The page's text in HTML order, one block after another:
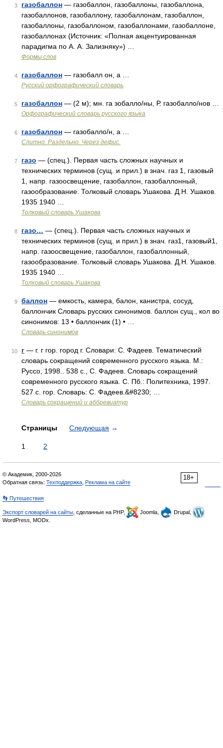
3 газобаллон — газобаллон, газобаллоны, газобаллона,
газобаллонов, газобаллону, газобаллонам, газобаллон,
газобаллоны, газобаллоном, газобаллонами, газобаллоне,
газобаллонах (Источник: «Полная акцентуированная
парадигма по А. А. Зализняку») …
Формы слов
4 газобаллон — газобалл он, а …
Русский орфографический словарь
5 газобаллон — (2 м); мн. га зобалло/ны, Р. газобалло/нов …
Орфографический словарь русского языка
6 газобаллон — газобалло/н, а …
Слитно. Раздельно. Через дефис.
7 газо — (спец.). Первая часть сложных научных и
технических терминов (сущ. и прил.) в знач. газ 1, газовый
1, напр. газоосвещение, газобаллон, газобаллонный,
газообразование. Толковый словарь Ушакова. Д.Н. Ушаков.
1935 1940 …
Толковый словарь Ушакова
8 газо… — (спец.). Первая часть сложных научных и
технических терминов (сущ. и прил.) в знач. газ1, газовый1,
напр. газоосвещение, газобаллон, газобаллонный,
газообразование. Толковый словарь Ушакова. Д.Н. Ушаков.
1935 1940 …
Толковый словарь Ушакова
9 баллон — емкость, камера, балон, канистра, сосуд,
баллончик Словарь русских синонимов. баллон сущ., кол во
синонимов: 13 • баллончик (1) • …
Словарь синонимов
10 г — г. г гор. город г. Словари: С. Фадеев. Тематический
словарь сокращений современного русского языка. М.:
Руссо, 1998.. 538 с., С. Фадеев. Словарь сокращений
современного русского языка. С. Пб.: Политехника, 1997.
527 с. гор. Словарь: С. Фадеев.&#8230; …
Словарь сокращений и аббревиатур
Страницы Следующая →
1 2
18+
© Академик, 2000-2026
Обратная связь: Техподдержка Реклама на сайте
👣 Путешествия
Экспорт словарей на сайты , сделанные на PHP, Joomla,
Drupal,
WordPress, MODx.